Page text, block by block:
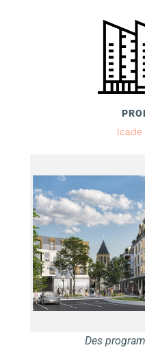
Icade
Des